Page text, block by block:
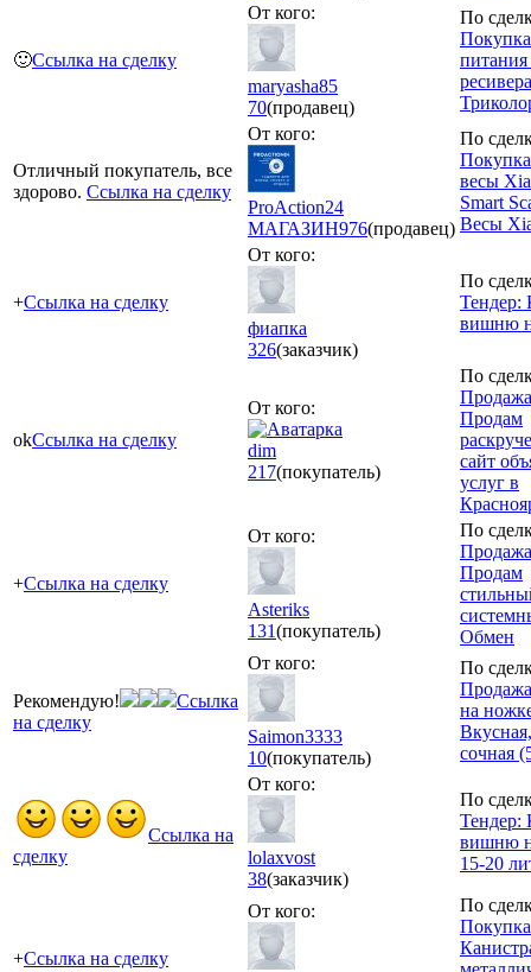
🙂Ссылка на сделку
От кого:
maryasha85
70(продавец)
По
питания
ресивера
Отличный покупатель, все
здорово. Ссылка на сделку
От кого:
ProAction24
МАГАЗИН976(продавец)
По
весы
Smart
Весы
+Ссылка на сделку
От кого:
фиапка
326(заказчик)
По
Тендер:
вишню
okСсылка на сделку
От кого:
dim
217(покупатель)
По
Продам
сайт
услуг в
+Ссылка на сделку
От кого:
Asteriks
131(покупатель)
По
Продам
Обмен
Рекомендую!
Ссылка
на сделку
От кого:
Saimon3333
10(покупатель)
По
на
сочная
Ссылка на
сделку
От кого:
lolaxvost
38(заказчик)
По
Тендер:
вишню
15-20
+Ссылка на сделку
От кого:
По